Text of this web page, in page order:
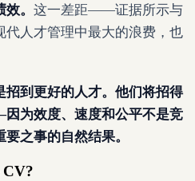
。 这一差距——证据所示与
人才管理中最大的浪费，也
招到更好的人才。他们将招得
为效度、速度和公平不是竞
之事的自然结果。
CV?